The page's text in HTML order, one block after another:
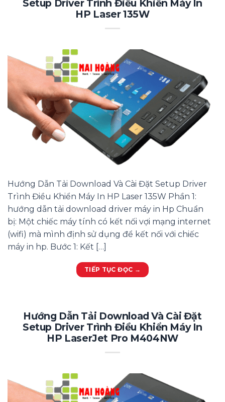
Setup Driver Trình Điều Khiển Máy In
HP Laser 135W
Hướng Dẫn Tải Download Và Cài Đặt Setup Driver
Trình Điều Khiển Máy In HP Laser 135W Phần 1:
hướng dẫn tải download driver máy in Hp Chuẩn
bị: Một chiếc máy tính có kết nối vợi mạng internet
(wifi) mà mình định sử dụng để kết nối với chiếc
máy in hp. Bước 1: Kết […]
TIẾP TỤC ĐỌC →
Hướng Dẫn Tải Download Và Cài Đặt
Setup Driver Trình Điều Khiển Máy In
HP LaserJet Pro M404NW